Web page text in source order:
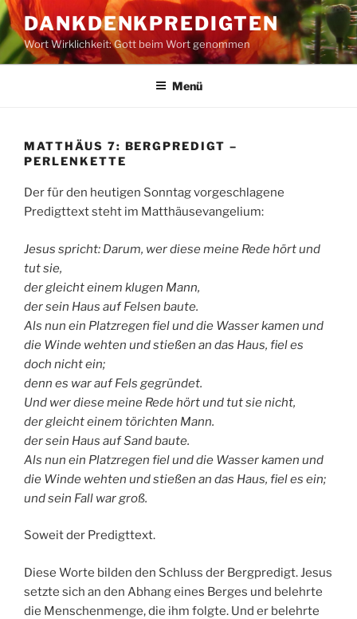
Zum
Inhalt
springen
DANKDENKPREDIGTEN
Wort Wirklichkeit: Gott beim Wort genommen
Menü
MATTHÄUS 7: BERGPREDIGT –
PERLENKETTE
Der für den heutigen Sonntag vorgeschlagene
Predigttext steht im Matthäusevangelium:
Jesus spricht: Darum, wer diese meine Rede hört und
tut sie,
der gleicht einem klugen Mann,
der sein Haus auf Felsen baute.
Als nun ein Platzregen fiel und die Wasser kamen und
die Winde wehten und stießen an das Haus, fiel es
doch nicht ein;
denn es war auf Fels gegründet.
Und wer diese meine Rede hört und tut sie nicht,
der gleicht einem törichten Mann.
der sein Haus auf Sand baute.
Als nun ein Platzregen fiel und die Wasser kamen und
die Winde wehten und stießen an das Haus, fiel es ein;
und sein Fall war groß.
Soweit der Predigttext.
Diese Worte bilden den Schluss der Bergpredigt. Jesus
setzte sich an den Abhang eines Berges und belehrte
die Menschenmenge, die ihm folgte. Und er belehrte